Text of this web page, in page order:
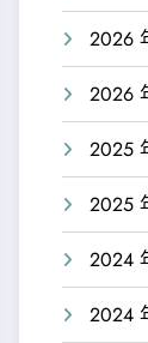
2026
2026
2025
2025
2024
2024